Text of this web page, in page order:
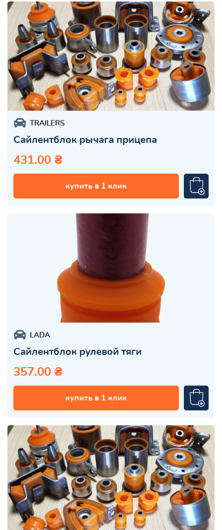
TRAILERS
Сайлентблок рычага прицепа
431.00 ₴
купить в 1 клик
LADA
Сайлентблок рулевой тяги
357.00 ₴
купить в 1 клик